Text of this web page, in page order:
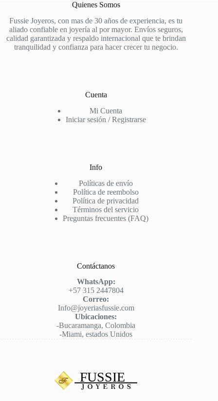
Quienes Somos
Fussie Joyeros, con mas de 30 años de experiencia, es tu
aliado confiable en joyería al por mayor. Envíos seguros,
calidad garantizada y respaldo internacional que te brindan
tranquilidad y confianza para hacer crecer tu negocio.
Cuenta
Mi Cuenta
Iniciar sesión / Registrarse
Info
Políticas de envío
Política de reembolso
Política de privacidad
Términos del servicio
Preguntas frecuentes (FAQ)
Contáctanos
WhatsApp:
+57 315 2447804
Correo:
Info@joyeriasfussie.com
Ubicaciones:
-Bucaramanga, Colombia
-Miami, estados Unidos